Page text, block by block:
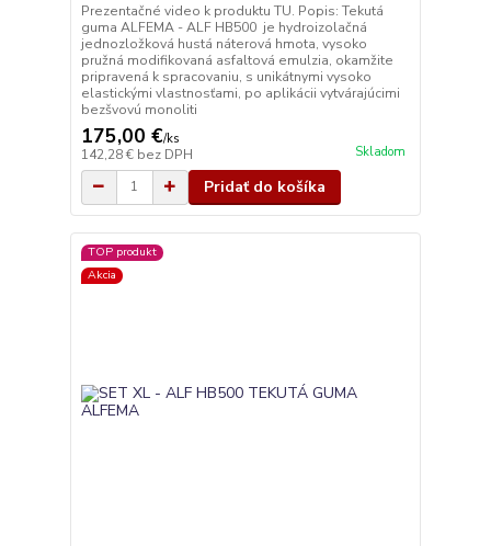
Prezentačné video k produktu TU. Popis: Tekutá
guma ALFEMA - ALF HB500 je hydroizolačná
jednozložková hustá náterová hmota, vysoko
pružná modifikovaná asfaltová emulzia, okamžite
pripravená k spracovaniu, s unikátnymi vysoko
elastickými vlastnosťami, po aplikácii vytvárajúcimi
bezšvovú monoliti
175,00 €/ks
142,28 € bez DPH Skladom
Pridať do košíka
TOP produkt
Akcia